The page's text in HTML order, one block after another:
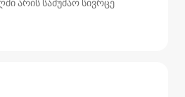
არის სამუშაო სივრცე